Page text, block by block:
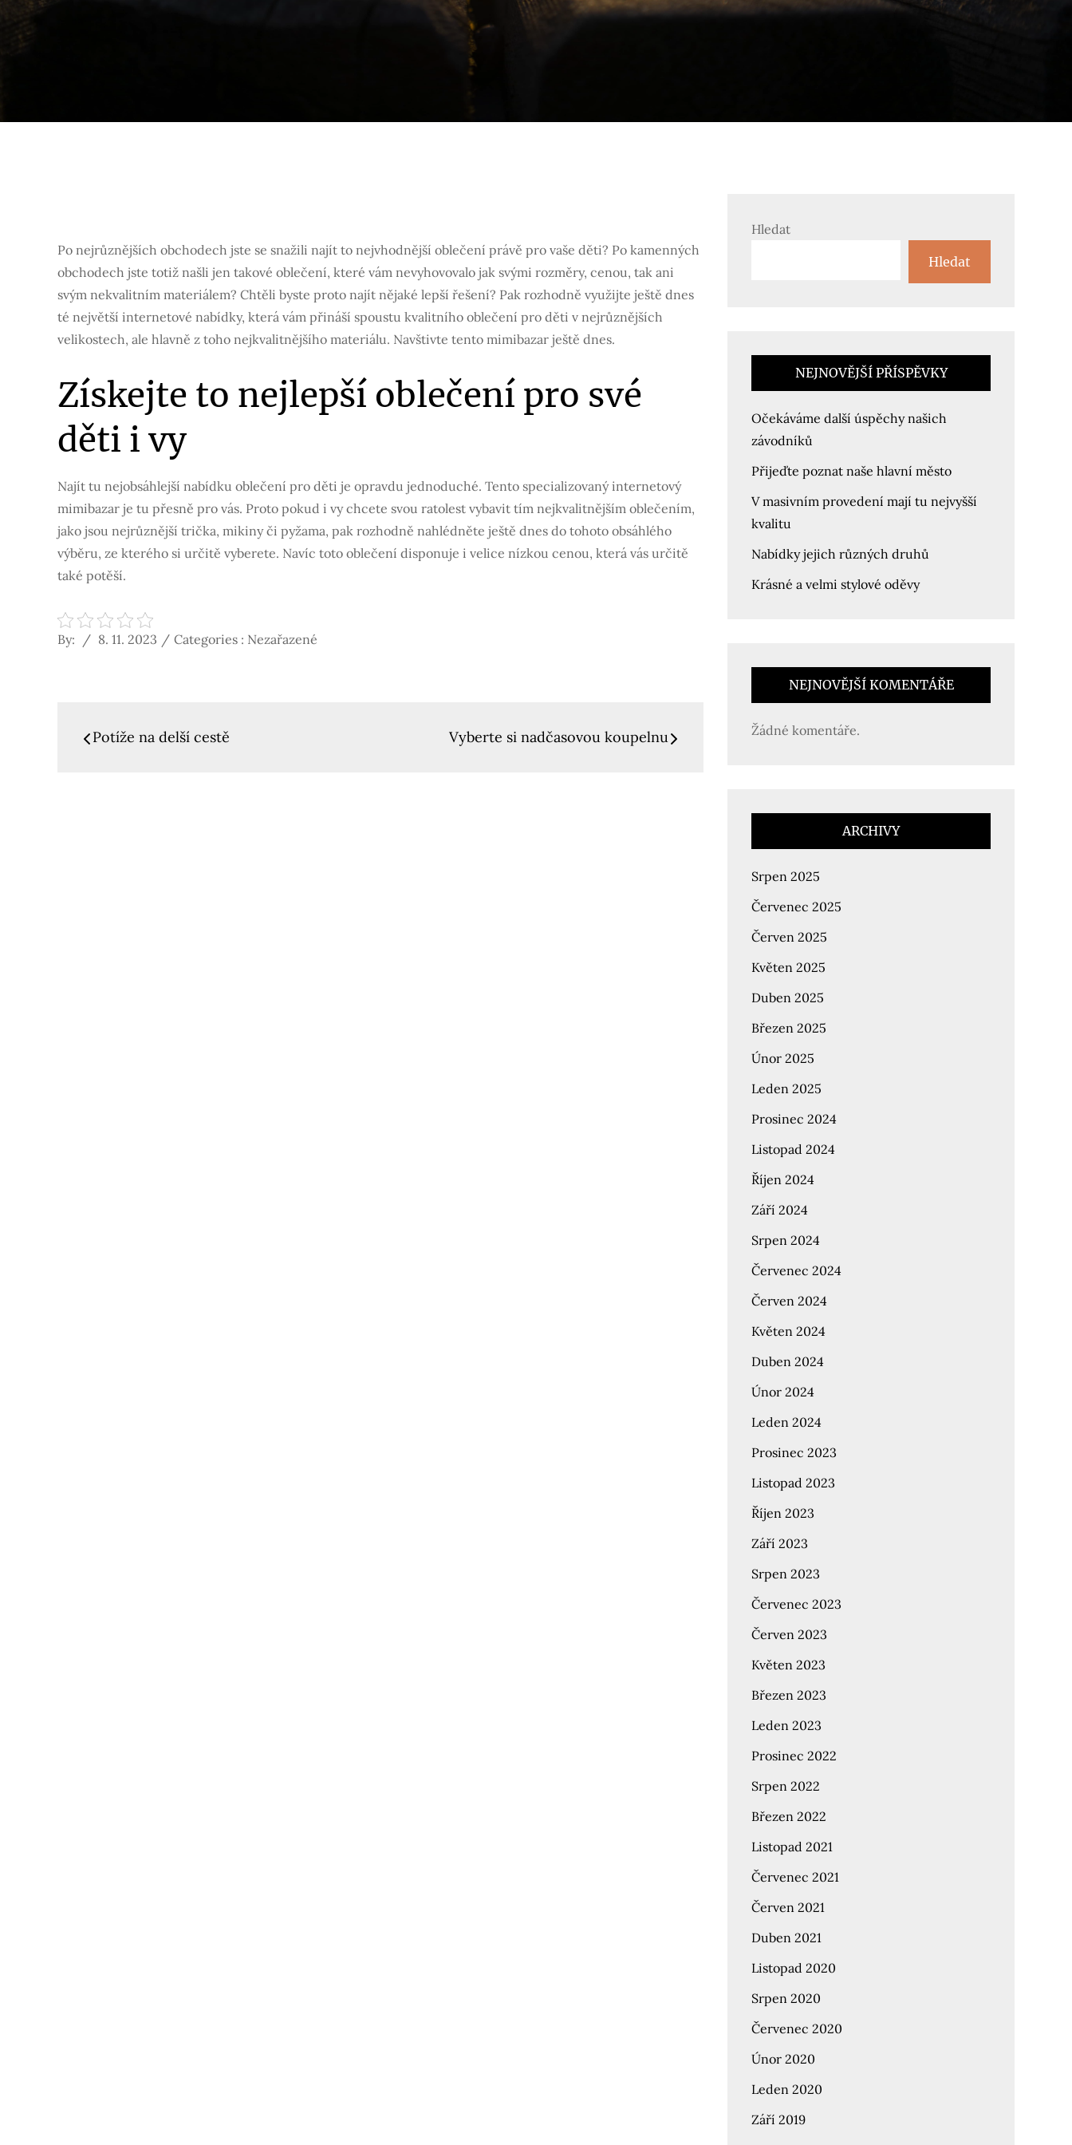
Po nejrůznějších obchodech jste se snažili najít to nejvhodnější oblečení právě pro vaše děti? Po kamenných
obchodech jste totiž našli jen takové oblečení, které vám nevyhovovalo jak svými rozměry, cenou, tak ani
svým nekvalitním materiálem? Chtěli byste proto najít nějaké lepší řešení? Pak rozhodně využijte ještě dnes
té největší internetové nabídky, která vám přináší spoustu kvalitního oblečení pro děti v nejrůznějších
velikostech, ale hlavně z toho nejkvalitnějšího materiálu. Navštivte tento mimibazar ještě dnes.
Získejte to nejlepší oblečení pro své
děti i vy
Najít tu nejobsáhlejší nabídku oblečení pro děti je opravdu jednoduché. Tento specializovaný internetový
mimibazar je tu přesně pro vás. Proto pokud i vy chcete svou ratolest vybavit tím nejkvalitnějším oblečením,
jako jsou nejrůznější trička, mikiny či pyžama, pak rozhodně nahlédněte ještě dnes do tohoto obsáhlého
výběru, ze kterého si určitě vyberete. Navíc toto oblečení disponuje i velice nízkou cenou, která vás určitě
také potěší.
By:
Posted
8. 11. 2023
Categories
Categories : Nezařazené
Navigace
Potíže na delší cestě Vyberte si nadčasovou koupelnu
Hledat
Hledat
NEJNOVĚJŠÍ PŘÍSPĚVKY
Očekáváme další úspěchy našich
závodníků
Přijeďte poznat naše hlavní město
V masivním provedení mají tu nejvyšší
kvalitu
Nabídky jejich různých druhů
Krásné a velmi stylové oděvy
NEJNOVĚJŠÍ KOMENTÁŘE
Žádné komentáře.
ARCHIVY
Srpen 2025
Červenec 2025
Červen 2025
Květen 2025
Duben 2025
Březen 2025
Únor 2025
Leden 2025
Prosinec 2024
Listopad 2024
Říjen 2024
Září 2024
Srpen 2024
Červenec 2024
Červen 2024
Květen 2024
Duben 2024
Únor 2024
Leden 2024
Prosinec 2023
Listopad 2023
Říjen 2023
Září 2023
Srpen 2023
Červenec 2023
Červen 2023
Květen 2023
Březen 2023
Leden 2023
Prosinec 2022
Srpen 2022
Březen 2022
Listopad 2021
Červenec 2021
Červen 2021
Duben 2021
Listopad 2020
Srpen 2020
Červenec 2020
Únor 2020
Leden 2020
Září 2019